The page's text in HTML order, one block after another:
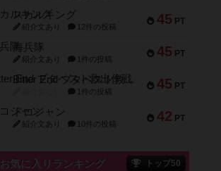
45 PT
スカルキング
紹介文あり 12件の投稿
45 PT
海兵隊
紹介文あり 1件の投稿
45 PT
Bitter End ブタペスト救出作戦
1件の投稿
42 PT
ドコジャン
紹介文あり 10件の投稿
お気に入りランキング トップ50